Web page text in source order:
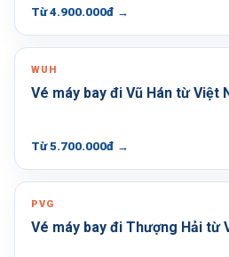
Từ 4.900.000đ →
WUH
Vé máy bay đi Vũ Hán từ Việt
Từ 5.700.000đ →
PVG
Vé máy bay đi Thượng Hải từ